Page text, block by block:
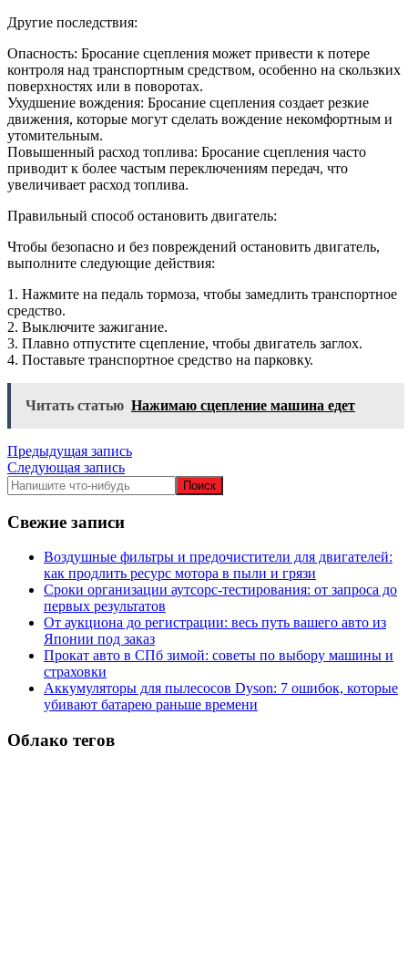
Другие последствия:
Опасность: Бросание сцепления может привести к потере
контроля над транспортным средством, особенно на скользких
поверхностях или в поворотах.
Ухудшение вождения: Бросание сцепления создает резкие
движения, которые могут сделать вождение некомфортным и
утомительным.
Повышенный расход топлива: Бросание сцепления часто
приводит к более частым переключениям передач, что
увеличивает расход топлива.
Правильный способ остановить двигатель:
Чтобы безопасно и без повреждений остановить двигатель,
выполните следующие действия:
1. Нажмите на педаль тормоза, чтобы замедлить транспортное
средство.
2. Выключите зажигание.
3. Плавно отпустите сцепление, чтобы двигатель заглох.
4. Поставьте транспортное средство на парковку.
Читать статью Нажимаю сцепление машина едет
Навигация
по
записям
Предыдущая запись
Следующая запись
Свежие записи
Воздушные фильтры и предочистители для двигателей:
как продлить ресурс мотора в пыли и грязи
Сроки организации аутсорс‑тестирования: от запроса до
первых результатов
От аукциона до регистрации: весь путь вашего авто из
Японии под заказ
Прокат авто в СПб зимой: советы по выбору машины и
страховки
Аккумуляторы для пылесосов Dyson: 7 ошибок, которые
убивают батарею раньше времени
Облако тегов